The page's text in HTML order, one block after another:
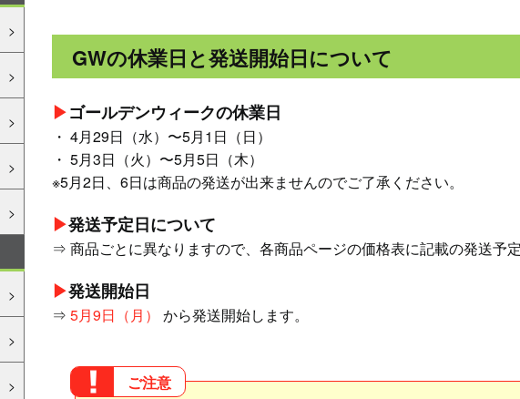
GWの休業日と発送開始日について
▶︎ゴールデンウィークの休業日
・ 4月29日（水）〜5月1日（日）
・ 5月3日（火）〜5月5日（木）
※5月2日、6日は商品の発送が出来ませんのでご了承ください。
▶︎発送予定日について
⇒ 商品ごとに異なりますので、各商品ページの価格表に記載の発送予
▶︎発送開始日
⇒ 5月9日（月） から発送開始します。
ご注意